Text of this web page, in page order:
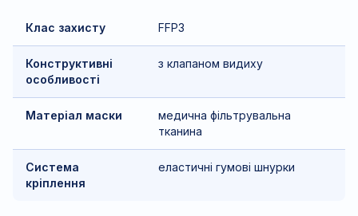
Клас захисту FFP3
Конструктивні
особливості
з клапаном видиху
Матеріал маски
медична фільтрувальна
тканина
Система
кріплення
еластичні гумові шнурки